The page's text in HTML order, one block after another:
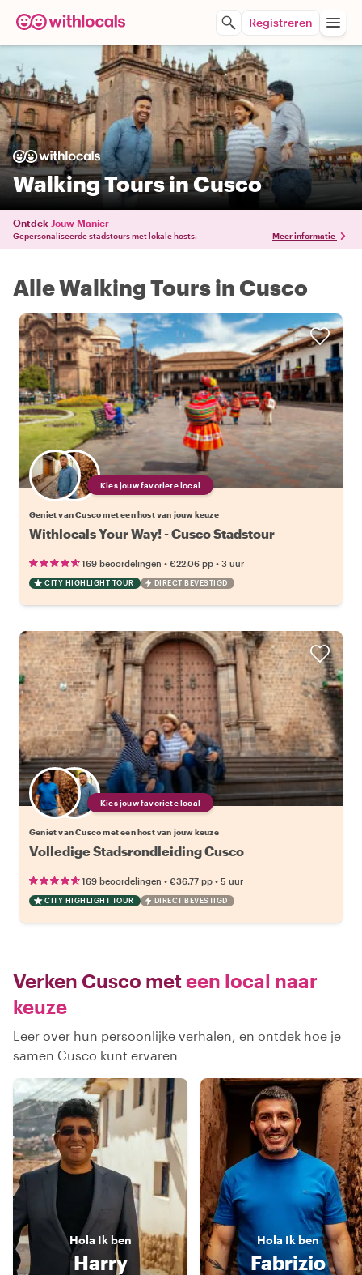
Registreren
Walking Tours in Cusco
Ontdek Jouw Manier
Gepersonaliseerde stadstours met lokale hosts. Meer informatie
Alle Walking Tours in Cusco
Kies jouw favoriete local
Geniet van Cusco met een host van jouw keuze
Withlocals Your Way! - Cusco Stadstour
169 beoordelingen • €22.06 pp • 3 uur
CITY HIGHLIGHT TOUR DIRECT BEVESTIGD
Kies jouw favoriete local
Geniet van Cusco met een host van jouw keuze
Volledige Stadsrondleiding Cusco
169 beoordelingen • €36.77 pp • 5 uur
CITY HIGHLIGHT TOUR DIRECT BEVESTIGD
Verken Cusco meteen local naar
keuze
Leer over hun persoonlijke verhalen, en ontdek hoe je
samen Cusco kunt ervaren
Hola Ik ben
Harry
Hola Ik ben
Fabrizio